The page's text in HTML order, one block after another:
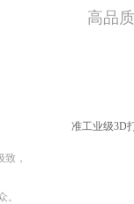
高品质
准工业级3D
，
。